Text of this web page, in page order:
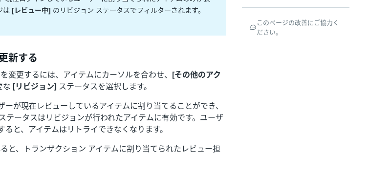
は [レビュー中] のリビジョン ステータスでフィルターされます。
新する
変更するには、アイテムにカーソルを合わせ、 [その他のアク
な [リビジョン] ステータスを選択します。
ーが現在レビューしているアイテムに割り当てることができ、
テータスはリビジョンが行われたアイテムに有効です。ユーザ
ると、アイテムはリトライできなくなります。
と、トランザクション アイテムに割り当てられたレビュー担
このページの改善にご協力く
ださい。